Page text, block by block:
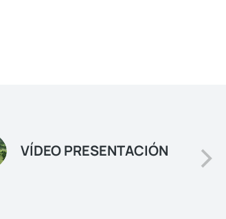
VÍDEO PRESENTACIÓN